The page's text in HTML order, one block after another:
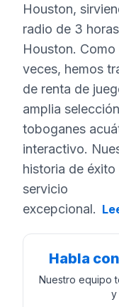
Houston,
radio de 3
Houston.
veces, hemos
de renta de
amplia
toboganes
interactivo.
historia de
servicio
excepcional.
Habla
Nuestro equipo
y